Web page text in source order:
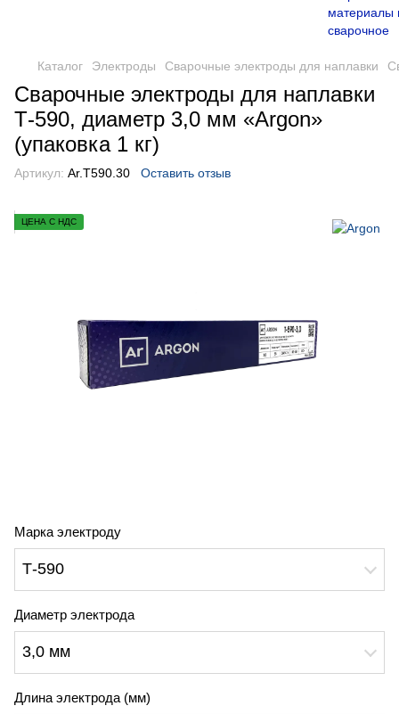
Каталог Электроды Сварочные электроды для наплавки
Сварочные электроды для наплавки
Т-590, диаметр 3,0 мм «Argon»
(упаковка 1 кг)
Артикул: Ar.Т590.30 Оставить отзыв
ЦЕНА С НДС
Марка электроду
Т-590
Диаметр электрода
3,0 мм
Длина электрода (мм)